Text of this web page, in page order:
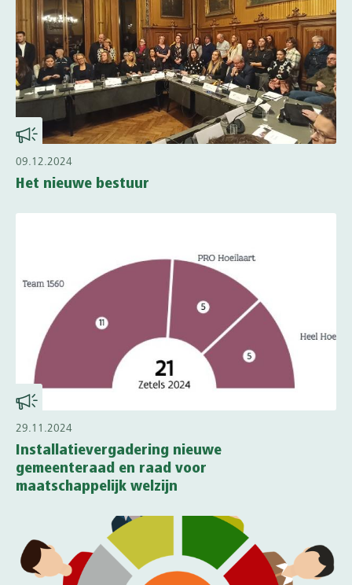
09.12.2024
Het nieuwe bestuur
29.11.2024
Installatievergadering nieuwe
gemeenteraad en raad voor
maatschappelijk welzijn